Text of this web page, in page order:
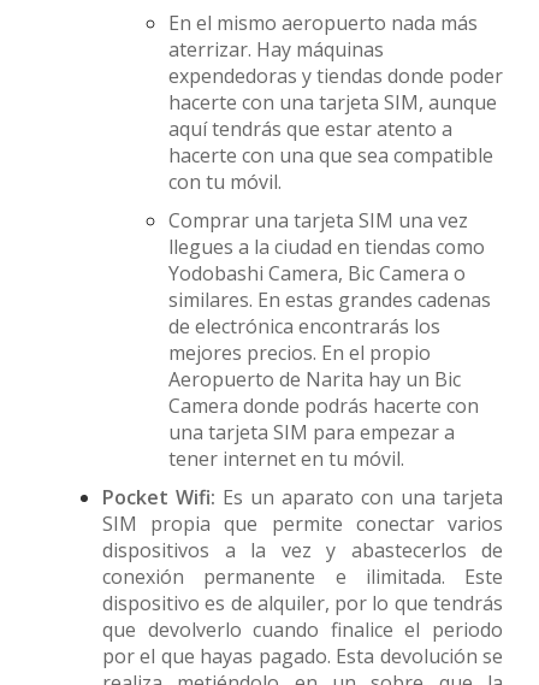
En el mismo aeropuerto nada más
aterrizar. Hay máquinas
expendedoras y tiendas donde poder
hacerte con una tarjeta SIM, aunque
aquí tendrás que estar atento a
hacerte con una que sea compatible
con tu móvil.
Comprar una tarjeta SIM una vez
llegues a la ciudad en tiendas como
Yodobashi Camera, Bic Camera o
similares. En estas grandes cadenas
de electrónica encontrarás los
mejores precios. En el propio
Aeropuerto de Narita hay un Bic
Camera donde podrás hacerte con
una tarjeta SIM para empezar a
tener internet en tu móvil.
Pocket Wifi: Es un aparato con una tarjeta
SIM propia que permite conectar varios
dispositivos a la vez y abastecerlos de
conexión permanente e ilimitada. Este
dispositivo es de alquiler, por lo que tendrás
que devolverlo cuando finalice el periodo
por el que hayas pagado. Esta devolución se